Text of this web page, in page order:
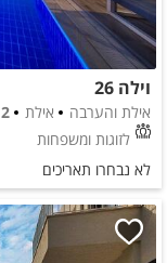
וילה 26
אילת והערבה אילת
2 וילות
לזוגות ומשפחות
לא נבחרו תאריכים